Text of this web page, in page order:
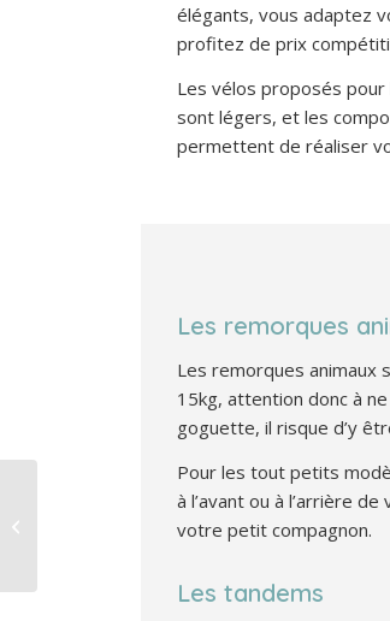
élégants, vous adaptez
profitez de prix
Les vélos proposés
sont légers, et les
permettent de réaliser
Les remorques
Les remorques animaux
15kg, attention donc à
goguette, il risque d’y
Pour les tout petits
à l’avant ou à l’arrière
votre petit compagnon.
Les tandems
Les bienfaits du vélo